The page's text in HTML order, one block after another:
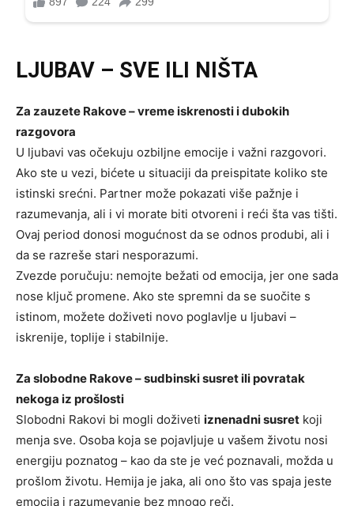
LJUBAV – SVE ILI NIŠTA
Za zauzete Rakove – vreme iskrenosti i dubokih
razgovora
U ljubavi vas očekuju ozbiljne emocije i važni razgovori.
Ako ste u vezi, bićete u situaciji da preispitate koliko ste
istinski srećni. Partner može pokazati više pažnje i
razumevanja, ali i vi morate biti otvoreni i reći šta vas tišti.
Ovaj period donosi mogućnost da se odnos produbi, ali i
da se razreše stari nesporazumi.
Zvezde poručuju: nemojte bežati od emocija, jer one sada
nose ključ promene. Ako ste spremni da se suočite s
istinom, možete doživeti novo poglavlje u ljubavi –
iskrenije, toplije i stabilnije.
Za slobodne Rakove – sudbinski susret ili povratak
nekoga iz prošlosti
Slobodni Rakovi bi mogli doživeti iznenadni susret koji
menja sve. Osoba koja se pojavljuje u vašem životu nosi
energiju poznatog – kao da ste je već poznavali, možda u
prošlom životu. Hemija je jaka, ali ono što vas spaja jeste
emocija i razumevanje bez mnogo reči.